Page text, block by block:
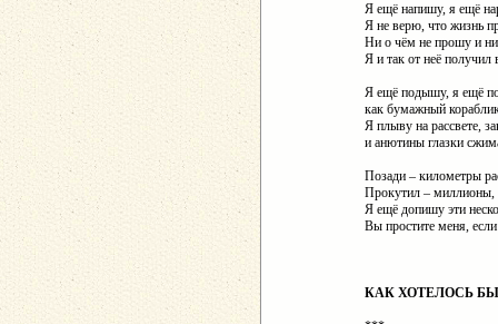
Я ещё напишу, я ещё
Я не верю, что жизнь
Ни о чём не прошу и
Я и так от неё получил
Я ещё подышу, я ещё
как бумажный
Я плыву на рассвете,
и анютины глазки
Позади – километры
Прокутил – миллионы,
Я ещё допишу эти
Вы простите меня,
КАК ХОТЕЛОСЬ